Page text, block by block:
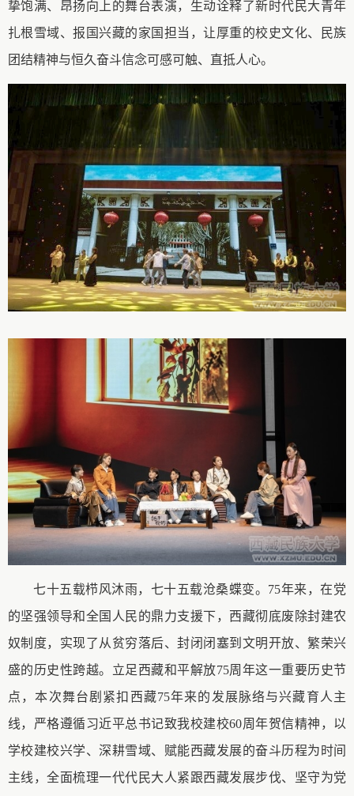
挚饱满、昂扬向上的舞台表演，生动诠释了新时代民大青年
扎根雪域、报国兴藏的家国担当，让厚重的校史文化、民族
团结精神与恒久奋斗信念可感可触、直抵人心。
七十五载栉风沐雨，七十五载沧桑蝶变。75年来，在党
的坚强领导和全国人民的鼎力支援下，西藏彻底废除封建农
奴制度，实现了从贫穷落后、封闭闭塞到文明开放、繁荣兴
盛的历史性跨越。立足西藏和平解放75周年这一重要历史节
点，本次舞台剧紧扣西藏75年来的发展脉络与兴藏育人主
线，严格遵循习近平总书记致我校建校60周年贺信精神，以
学校建校兴学、深耕雪域、赋能西藏发展的奋斗历程为时间
主线，全面梳理一代代民大人紧跟西藏发展步伐、坚守为党